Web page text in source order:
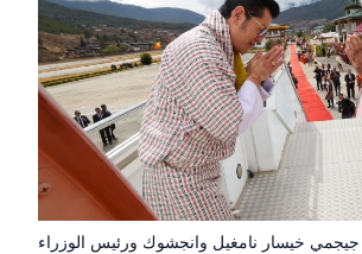
جيجمي خيسار نامغيل وانجشوك ورئيس الوزراء